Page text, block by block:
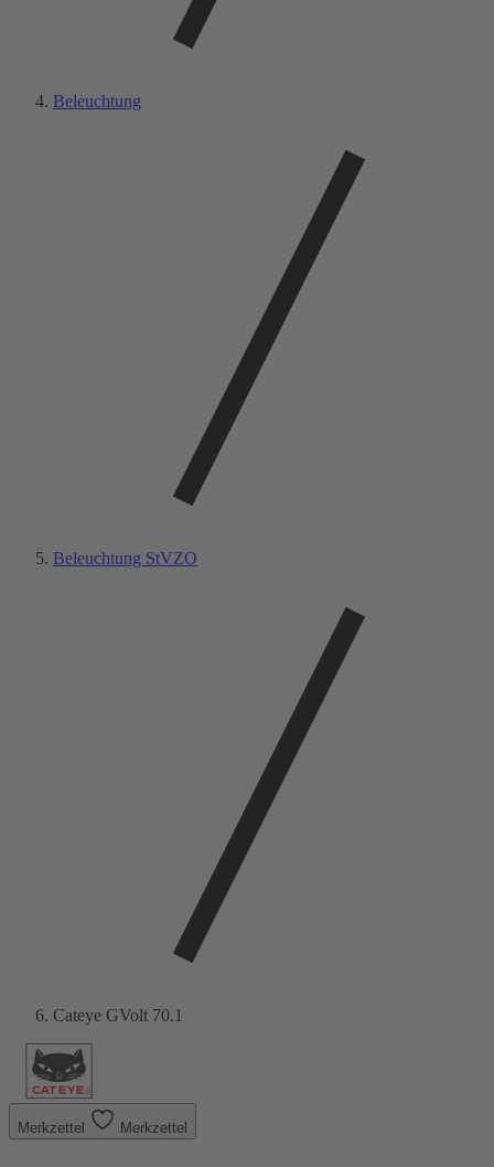
Beleuchtung
Beleuchtung StVZO
Cateye GVolt 70.1
Merkzettel Merkzettel